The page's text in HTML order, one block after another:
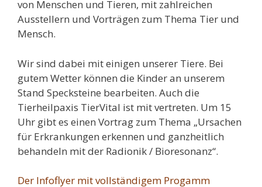
von Menschen und Tieren, mit zahlreichen
Ausstellern und Vorträgen zum Thema Tier und
Mensch.
Wir sind dabei mit einigen unserer Tiere. Bei
gutem Wetter können die Kinder an unserem
Stand Specksteine bearbeiten. Auch die
Tierheilpaxis TierVital ist mit vertreten. Um 15
Uhr gibt es einen Vortrag zum Thema „Ursachen
für Erkrankungen erkennen und ganzheitlich
behandeln mit der Radionik / Bioresonanz“.
Der Infoflyer mit vollständigem Progamm